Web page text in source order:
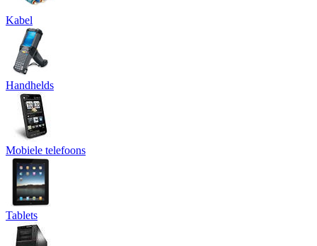
Kabel
Handhelds
Mobiele telefoons
Tablets